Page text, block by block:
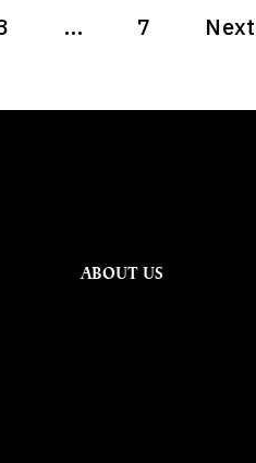
… 7 Next
ABOUT US